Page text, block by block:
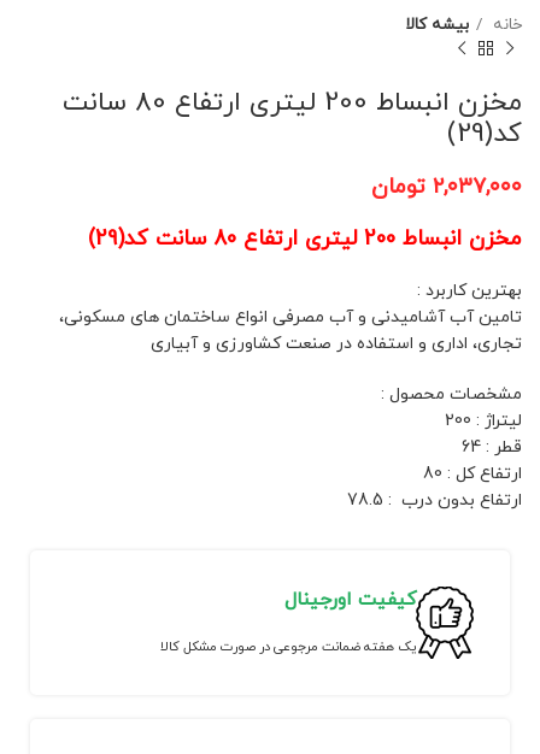
خانه بیشه کالا
مخزن انبساط 200 لیتری ارتفاع 80 سانت
کد(29)
۲,۰۳۷,۰۰۰ تومان
مخزن انبساط 200 لیتری ارتفاع 80 سانت کد(29)
بهترین کاربرد :
تامین آب آشامیدنی و آب مصرفی انواع ساختمان های مسکونی،
تجاری، اداری و استفاده در صنعت کشاورزی و آبیاری
مشخصات محصول :
لیتراژ : 200
قطر : 64
ارتفاع کل : 80
ارتفاع بدون درب : 78.5
کیفیت اورجینال
یک هفته ضمانت مرجوعی در صورت مشکل کالا